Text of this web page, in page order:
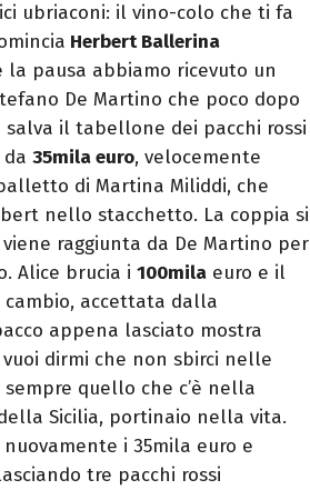
ubriaconi: il vino-colo che ti fa
Herbert Ballerina
pausa abbiamo ricevuto un
De Martino che poco dopo
il tabellone dei pacchi rossi
35mila euro, velocemente
di Martina Miliddi, che
nello stacchetto. La coppia si
raggiunta da De Martino per
Alice brucia i 100mila euro e il
accettata dalla
appena lasciato mostra
dirmi che non sbirci nelle
quello che c’è nella
Sicilia, portinaio nella vita.
i 35mila euro e
tre pacchi rossi